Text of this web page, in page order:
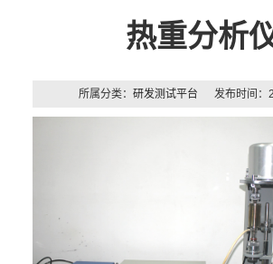
热重分析
所属分类： 研发测试平台 发布时间：